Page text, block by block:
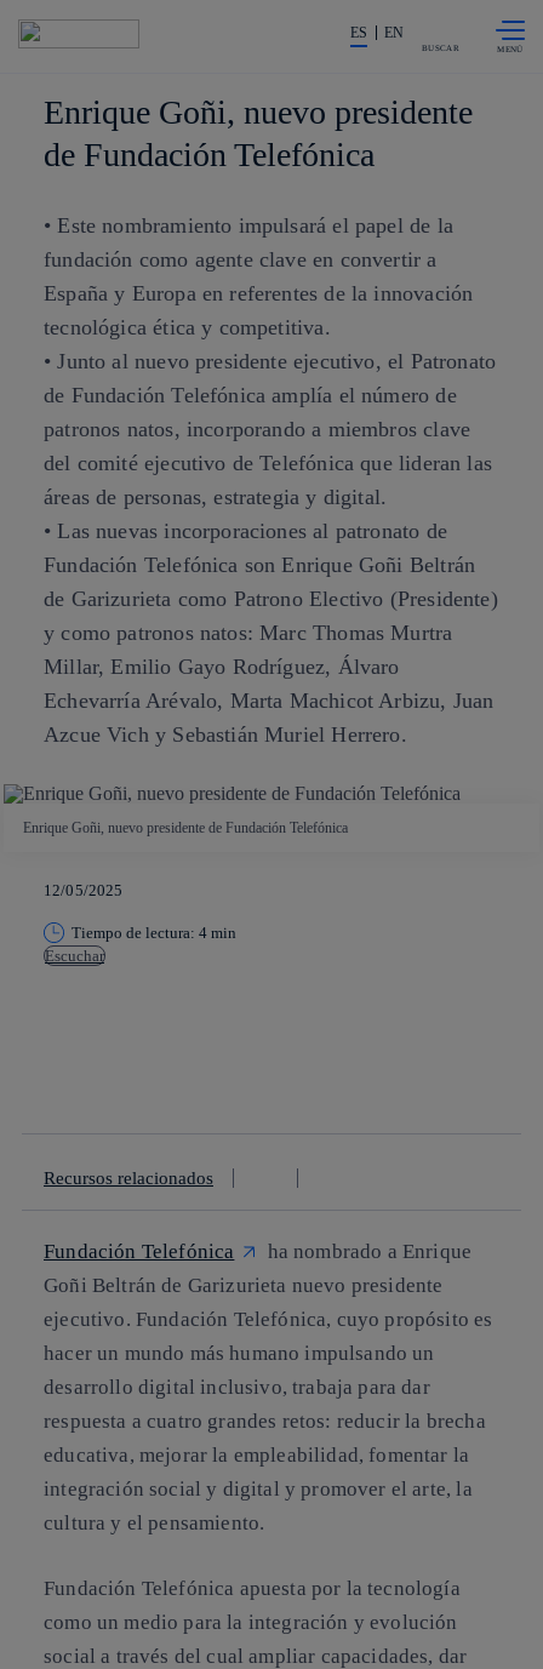
La acción en accionistas e
ES EN
BUSCAR
Enrique Goñi, nuevo presidente
de Fundación Telefónica
• Este nombramiento impulsará el papel de la
fundación como agente clave en convertir a
España y Europa en referentes de la innovación
tecnológica ética y competitiva.
• Junto al nuevo presidente ejecutivo, el Patronato
de Fundación Telefónica amplía el número de
patronos natos, incorporando a miembros clave
del comité ejecutivo de Telefónica que lideran las
áreas de personas, estrategia y digital.
• Las nuevas incorporaciones al patronato de
Fundación Telefónica son Enrique Goñi Beltrán
de Garizurieta como Patrono Electivo (Presidente)
y como patronos natos: Marc Thomas Murtra
Millar, Emilio Gayo Rodríguez, Álvaro
Echevarría Arévalo, Marta Machicot Arbizu, Juan
Azcue Vich y Sebastián Muriel Herrero.
Enrique Goñi, nuevo presidente de Fundación Telefónica
12/05/2025
Tiempo de lectura: 4 min
Escuchar
Recursos relacionados
Fundación Telefónica
ha nombrado a Enrique
Goñi Beltrán de Garizurieta nuevo presidente
ejecutivo. Fundación Telefónica, cuyo propósito es
hacer un mundo más humano impulsando un
desarrollo digital inclusivo, trabaja para dar
respuesta a cuatro grandes retos: reducir la brecha
educativa, mejorar la empleabilidad, fomentar la
integración social y digital y promover el arte, la
cultura y el pensamiento.
Fundación Telefónica apuesta por la tecnología
como un medio para la integración y evolución
social a través del cual ampliar capacidades, dar